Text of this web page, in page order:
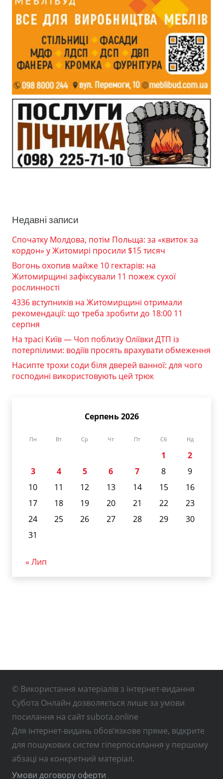
Недавні записи
Спочатку Молдова, потім Польща: за «квиток за
кордон» у Житомирі просили $15 тисяч
Вогонь охопив майже 10 гектарів: на
Житомирщині зафіксували 11 пожеж сухої
рослинності
4336 вступників на Житомирщині отримали
рекомендації: що треба зробити до 18:00 11
серпня
На трасі Київ — Чоп поблизу Оліївки ДТП із
потерпілими: водіїв просять врахувати обмеження
Насипте трохи соди біля дверей ванної: для чого
господині використовують цей трюк
Серпень 2026
Пн Вт Ср Чт Пт Сб Нд
1
2
3
4 5 6 7 8
9
10
11 12 13 14 15
16
17
18 19 20 21 22
23
24
25 26 27 28 29
30
31
« Лип
© Використання матеріалів з інтернет-видання
Субота Онлайн дозволяється лише за умови
посилання на сайт subota.online
Для інтернет-видань обов’язкове пряме, відкрите
для пошукових систем гіперпосилання у першому
абзаці на конкретний матеріал.
Умови договору оферти